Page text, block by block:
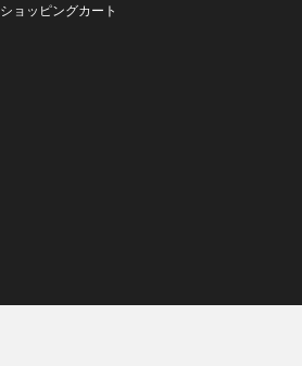
ショッピングカート